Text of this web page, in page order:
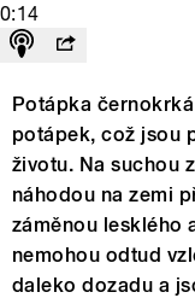
0:14
Potápka
potápek, což jsou
životu. Na suchou
náhodou na zemi
záměnou lesklého
nemohou odtud
daleko dozadu a